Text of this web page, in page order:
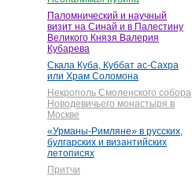
Паломнический и научный
визит на Синай и в Палестину
Великого Князя Валерия
Кубарева
Скала Куба, Куббат ас-Сахра
или Храм Соломона
Некрополь Смоленского собора
Новодевичьего монастыря в
Москве
«Урманы-Римляне» в русских,
булгарских и византийских
летописях
Притчи